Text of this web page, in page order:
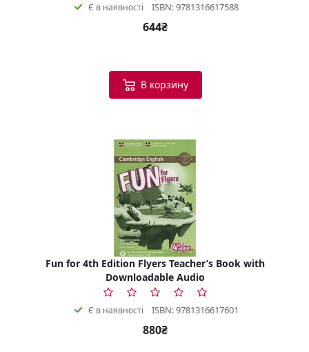
Є в наявності ISBN: 9781316617588
644₴
В корзину
Fun for 4th Edition Flyers Teacher’s Book with
Downloadable Audio
Є в наявності ISBN: 9781316617601
880₴